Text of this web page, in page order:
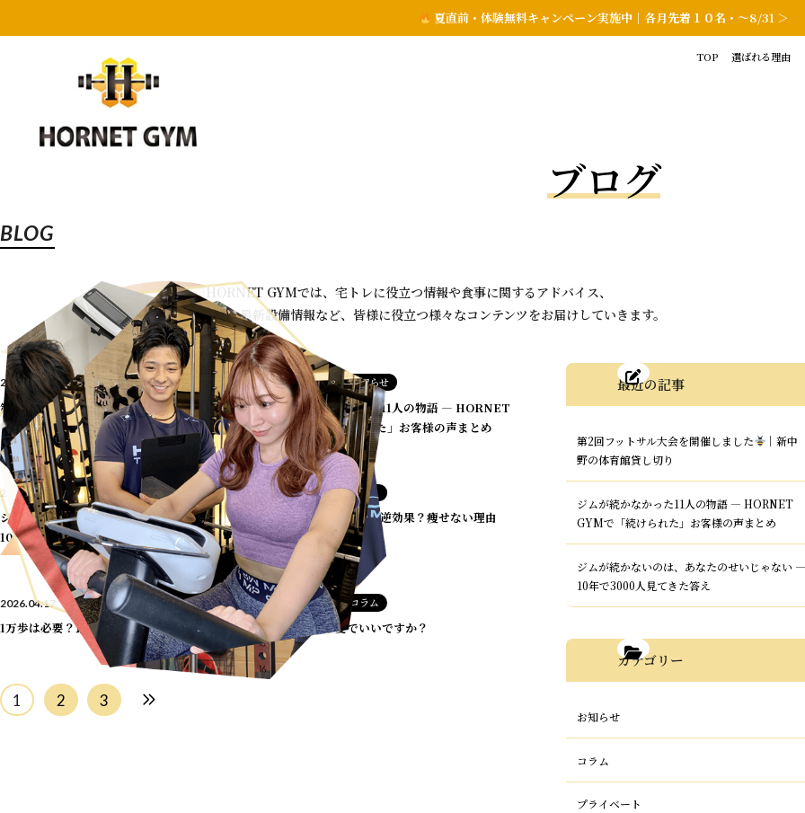
夏直前・体験無料キャンペーン実施中｜各月先着１０名・〜8/31 ＞
TOP 選ばれる理由
ブログ
BLOG
HORNET GYMでは、宅トレに役立つ情報や食事に関するアドバイス、
さらには施設の最新設備情報など、皆様に役立つ様々なコンテンツをお届けしていきます。
2026.07.14 お知らせ
第2回フットサル大会を開催しました
｜新中
野の体育館貸し切り
2026.05.06 お知らせ
ジムが続かなかった11人の物語 — HORNET
GYMで「続けられた」お客様の声まとめ
2026.05.05 コラム
ジムが続かないのは、あなたのせいじゃない —
10年で3000人見てきた答え
2026.04.25 コラム
1日1食ダイエットは逆効果？痩せない理由
2026.04.17 コラム
1万歩は必要？最新研究の結論
2026.04.14 コラム
今年も同じ夏でいいですか？
1 2 3
最近の記事
第2回フットサル大会を開催しました
｜新中
野の体育館貸し切り
ジムが続かなかった11人の物語 — HORNET
GYMで「続けられた」お客様の声まとめ
ジムが続かないのは、あなたのせいじゃない —
10年で3000人見てきた答え
カテゴリー
お知らせ
コラム
プライベート